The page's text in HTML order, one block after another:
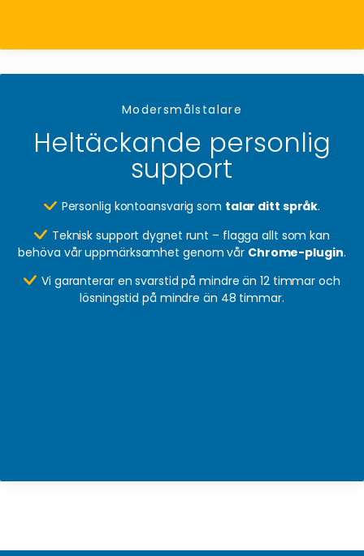
Modersmålstalare
Heltäckande personlig
support
Personlig kontoansvarig som talar ditt språk.
Teknisk support dygnet runt – flagga allt som kan
behöva vår uppmärksamhet genom vår Chrome-plugin.
Vi garanterar en svarstid på mindre än 12 timmar och
lösningstid på mindre än 48 timmar.